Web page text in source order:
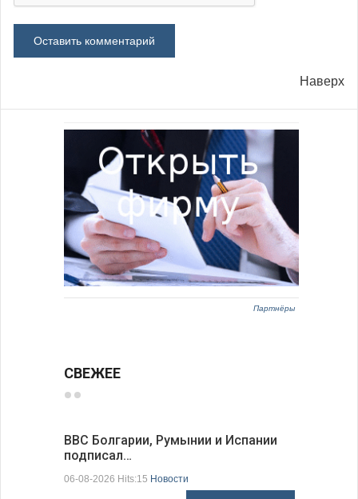
Наверх
Партнёры
СВЕЖЕЕ
ВВС Болгарии, Румынии и Испании
подписал…
06-08-2026 Hits:15 Новости